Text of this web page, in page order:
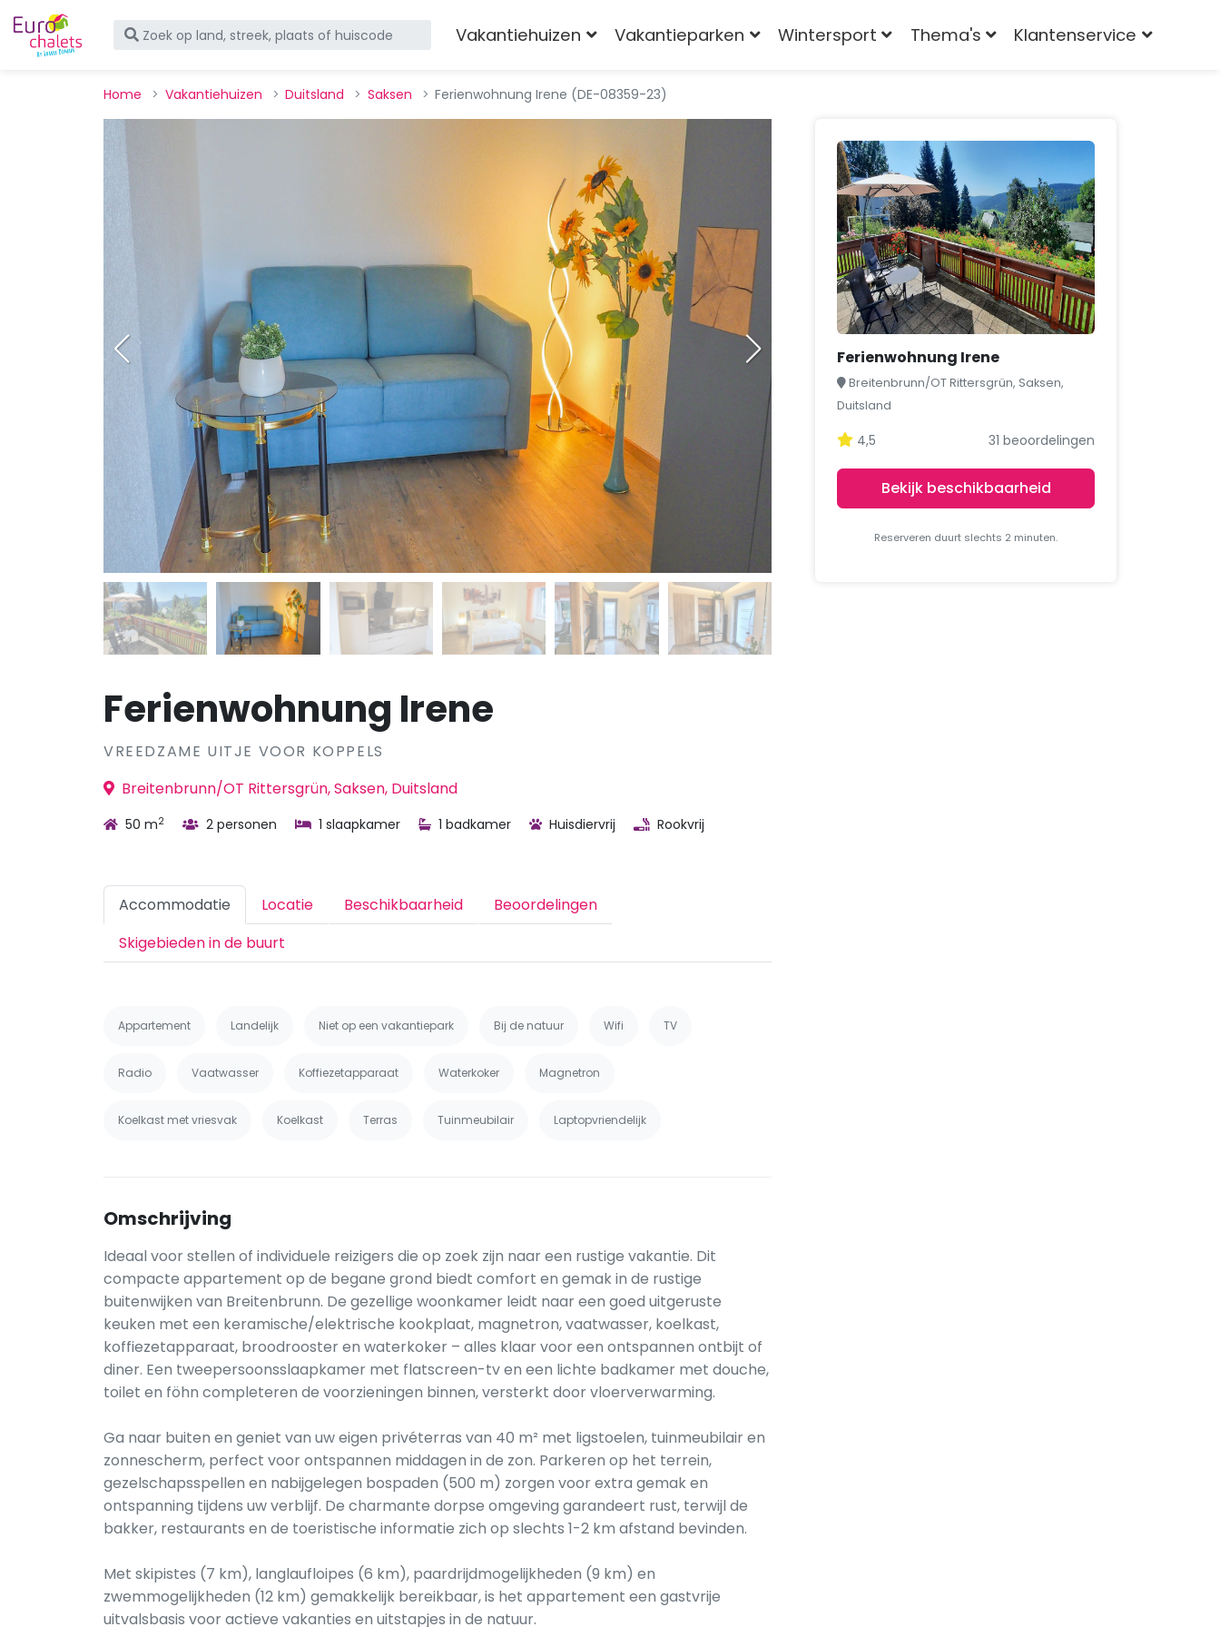
Vakantiehuizen Vakantieparken Wintersport Thema's Klantenservice
Home Vakantiehuizen Duitsland Saksen Ferienwohnung Irene (DE-08359-23)
Ferienwohnung Irene
VREEDZAME UITJE VOOR KOPPELS
Breitenbrunn/OT Rittersgrün, Saksen, Duitsland
50 m2 2 personen 1 slaapkamer 1 badkamer Huisdiervrij Rookvrij
Accommodatie Locatie Beschikbaarheid
Beoordelingen
Skigebieden in de buurt
Appartement Landelijk Niet op een vakantiepark Bij de natuur Wifi TV
Radio Vaatwasser Koffiezetapparaat Waterkoker Magnetron
Koelkast met vriesvak Koelkast Terras Tuinmeubilair Laptopvriendelijk
Omschrijving
Ideaal voor stellen of individuele reizigers die op zoek zijn naar een rustige vakantie. Dit
compacte appartement op de begane grond biedt comfort en gemak in de rustige
buitenwijken van Breitenbrunn. De gezellige woonkamer leidt naar een goed uitgeruste
keuken met een keramische/elektrische kookplaat, magnetron, vaatwasser, koelkast,
koffiezetapparaat, broodrooster en waterkoker – alles klaar voor een ontspannen ontbijt of
diner. Een tweepersoonsslaapkamer met flatscreen-tv en een lichte badkamer met douche,
toilet en föhn completeren de voorzieningen binnen, versterkt door vloerverwarming.
Ga naar buiten en geniet van uw eigen privéterras van 40 m² met ligstoelen, tuinmeubilair en
zonnescherm, perfect voor ontspannen middagen in de zon. Parkeren op het terrein,
gezelschapsspellen en nabijgelegen bospaden (500 m) zorgen voor extra gemak en
ontspanning tijdens uw verblijf. De charmante dorpse omgeving garandeert rust, terwijl de
bakker, restaurants en de toeristische informatie zich op slechts 1-2 km afstand bevinden.
Met skipistes (7 km), langlaufloipes (6 km), paardrijdmogelijkheden (9 km) en
zwemmogelijkheden (12 km) gemakkelijk bereikbaar, is het appartement een gastvrije
uitvalsbasis voor actieve vakanties en uitstapjes in de natuur.
Ferienwohnung Irene
Breitenbrunn/OT Rittersgrün, Saksen,
Duitsland
4,5 31 beoordelingen
Bekijk beschikbaarheid
Reserveren duurt slechts 2 minuten.